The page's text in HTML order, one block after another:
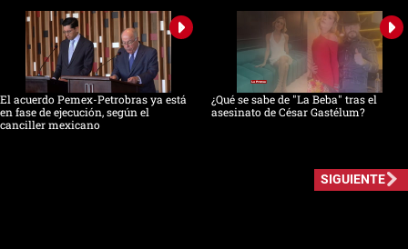
El acuerdo Pemex-Petrobras ya está
en fase de ejecución, según el
canciller mexicano
¿Qué se sabe de "La Beba" tras el
asesinato de César Gastélum?
SIGUIENTE